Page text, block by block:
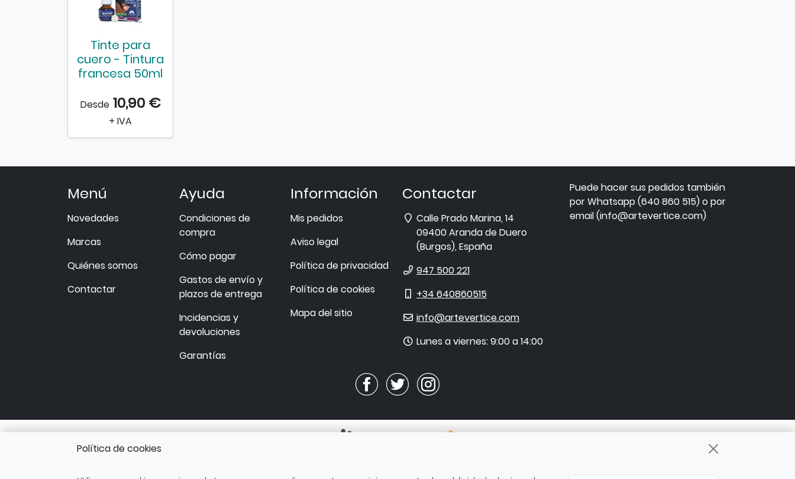
Tinte para
cuero - Tintura
francesa 50ml
Desde 10,90 €
+ IVA
Menú
Novedades
Marcas
Quiénes somos
Contactar
Ayuda
Condiciones de
compra
Cómo pagar
Gastos de envío y
plazos de entrega
Incidencias y
devoluciones
Garantías
Información
Mis pedidos
Aviso legal
Política de privacidad
Política de cookies
Mapa del sitio
Contactar
Dirección
Calle Prado Marina, 14
09400Aranda de Duero
(Burgos), España
Teléfono
947 500 221
Móvil
+34 640860515
E-
info@artevertice.com
Horario
Lunes a viernes: 9:00 a 14:00
Puede hacer sus pedidos también
por Whatsapp (640 860 515) o por
email (info@artevertice.com)
Política de cookies